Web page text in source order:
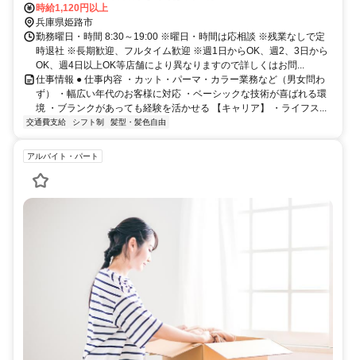
時給1,120円以上
兵庫県姫路市
勤務曜日・時間 8:30～19:00 ※曜日・時間は応相談 ※残業なしで定
時退社 ※長期歓迎、フルタイム歓迎 ※週1日からOK、週2、3日から
OK、週4日以上OK等店舗により異なりますので詳しくはお問...
仕事情報 ● 仕事内容 ・カット・パーマ・カラー業務など（男女問わ
ず） ・幅広い年代のお客様に対応 ・ベーシックな技術が喜ばれる環
境 ・ブランクがあっても経験を活かせる 【キャリア】 ・ライフス...
交通費支給 シフト制 髪型・髪色自由
アルバイト・パート